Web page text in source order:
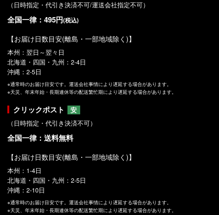
（日時指定・代引き決済不可/運送会社指定不可）
全国一律：495円(税込)
【お届け日数目安(離島・一部地域除く)】
本州：翌日～翌々日
北海道・四国・九州：2-4日
沖縄：2-5日
※通常時のお届け目安です。運送会社事情により遅延する場合があります。
※天災、年末年始・長期連休等の配送繁忙期により遅延する場合があります。
クリックポスト
安
（日時指定・代引き決済不可）
全国一律：送料無料
【お届け日数目安(離島・一部地域除く)】
本州：1-4日
北海道・四国・九州：2-5日
沖縄：2-10日
※通常時のお届け目安です。運送会社事情により遅延する場合があります。
※天災、年末年始・長期連休等の配送繁忙期により遅延する場合があります。